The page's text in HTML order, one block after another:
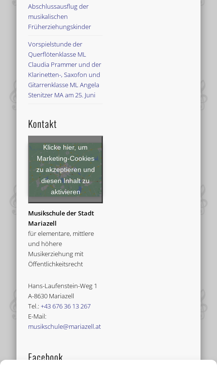
Abschlussausflug der
musikalischen
Früherziehungskinder
Vorspielstunde der
Querflötenklasse ML
Claudia Prammer und der
Klarinetten-, Saxofon und
Gitarrenklasse ML Angela
Stenitzer MA am 25. Juni
Kontakt
Klicke hier, um
Marketing-Cookies
zu akzeptieren und
diesen Inhalt zu
aktivieren
Musikschule der Stadt
Mariazell
für elementare, mittlere
und höhere
Musikerziehung mit
Öffentlichkeitsrecht
Hans-Laufenstein-Weg 1
A-8630 Mariazell
Tel.:+43 676 36 13 267
E-Mail:
musikschule@mariazell.at
Facebook